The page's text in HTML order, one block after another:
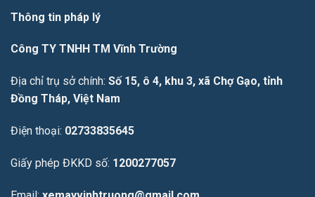
Thông tin pháp lý
Công TY TNHH TM Vĩnh Trường
Địa chỉ trụ sở chính: Số 15, ô 4, khu 3, xã Chợ Gạo, tỉnh
Đồng Tháp, Việt Nam
Điện thoại: 02733835645
Giấy phép ĐKKD số: 1200277057